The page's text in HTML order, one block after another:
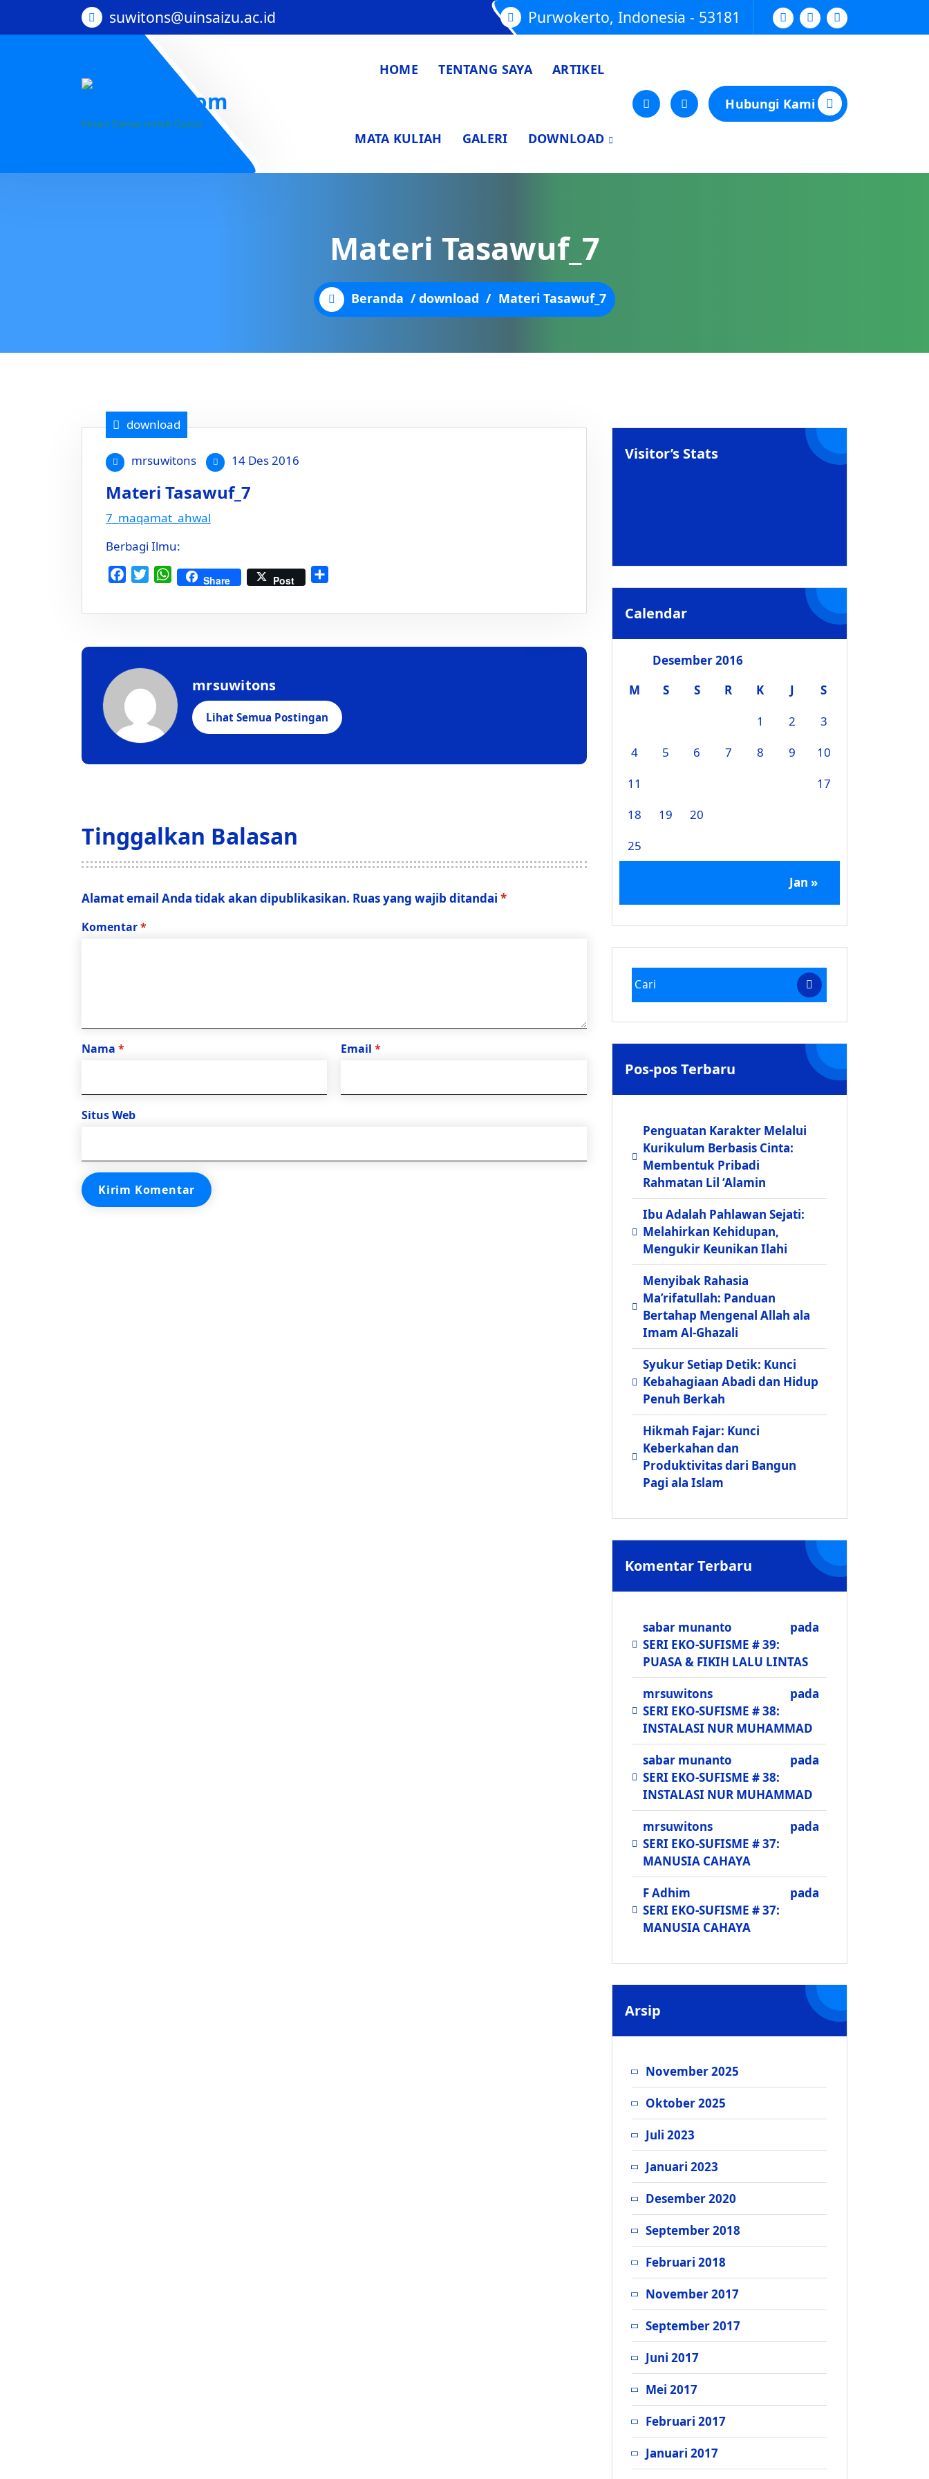
suwitons@uinsaizu.ac.id Purwokerto, Indonesia - 53181
Pesan Damai untuk Dunia
HOME TENTANG SAYA ARTIKEL
MATA KULIAH GALERI DOWNLOAD
Hubungi Kami
Materi Tasawuf_7
Beranda /download / Materi Tasawuf_7
download
mrsuwitons 14 Des 2016
Materi Tasawuf_7
7_maqamat_ahwal
Berbagi Ilmu:
Facebook
TwitterWhatsAppShare Post
mrsuwitons
Lihat Semua Postingan
Tinggalkan Balasan
Alamat email Anda tidak akan dipublikasikan. Ruas yang wajib ditandai *
Komentar*
Nama * Email*
Situs Web
Visitor’s Stats
Calendar
Desember 2016
M
S S R K J
S
1
2
3
4
5 6 7 8 9
10
11
17
18
19 20
25
Jan »
Pos-pos Terbaru
Penguatan Karakter Melalui
Kurikulum Berbasis Cinta:
Membentuk Pribadi
Rahmatan Lil ‘Alamin
Ibu Adalah Pahlawan Sejati:
Melahirkan Kehidupan,
Mengukir Keunikan Ilahi
Menyibak Rahasia
Ma’rifatullah: Panduan
Bertahap Mengenal Allah ala
Imam Al-Ghazali
Syukur Setiap Detik: Kunci
Kebahagiaan Abadi dan Hidup
Penuh Berkah
Hikmah Fajar: Kunci
Keberkahan dan
Produktivitas dari Bangun
Pagi ala Islam
Komentar Terbaru
sabar munanto
pada
SERI EKO-SUFISME # 39:
PUASA & FIKIH LALU LINTAS
mrsuwitons
pada
SERI EKO-SUFISME # 38:
INSTALASI NUR MUHAMMAD
sabar munanto
pada
SERI EKO-SUFISME # 38:
INSTALASI NUR MUHAMMAD
mrsuwitons
pada
SERI EKO-SUFISME # 37:
MANUSIA CAHAYA
F Adhim
pada
SERI EKO-SUFISME # 37:
MANUSIA CAHAYA
Arsip
November 2025
Oktober 2025
Juli 2023
Januari 2023
Desember 2020
September 2018
Februari 2018
November 2017
September 2017
Juni 2017
Mei 2017
Februari 2017
Januari 2017